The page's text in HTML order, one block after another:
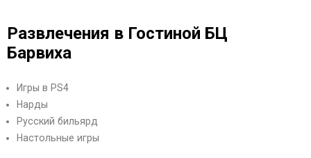
Развлечения в Гостиной БЦ
Барвиха
Игры в PS4
Нарды
Русский бильярд
Настольные игры